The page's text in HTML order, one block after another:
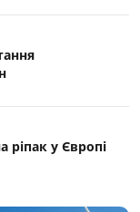
ріпак у Європі